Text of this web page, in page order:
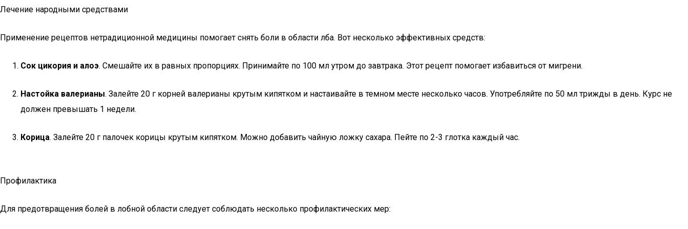
Лечение народными средствами
Применение рецептов нетрадиционной медицины помогает снять боли в области лба. Вот несколько эффективных средств:
Сок цикория и алоэ. Смешайте их в равных пропорциях. Принимайте по 100 мл утром до завтрака. Этот рецепт помогает избавиться от мигрени.
Настойка валерианы. Залейте 20 г корней валерианы крутым кипятком и настаивайте в темном месте несколько часов. Употребляйте по 50 мл трижды в день. Курс не
должен превышать 1 недели.
Корица. Залейте 20 г палочек корицы крутым кипятком. Можно добавить чайную ложку сахара. Пейте по 2-3 глотка каждый час.
Профилактика
Для предотвращения болей в лобной области следует соблюдать несколько профилактических мер: